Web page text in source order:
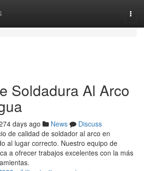
Soldadura Al Arco
days ago News
Discuss
de calidad de soldador al arco en
al lugar correcto. Nuestro equipo de
a ofrecer trabajos excelentes con la más